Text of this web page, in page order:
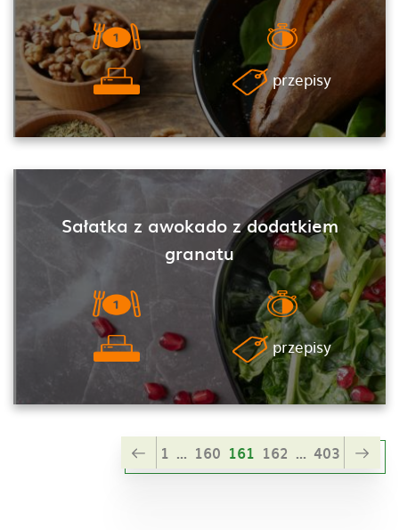
przepisy
Sałatka z awokado z dodatkiem
granatu
przepisy
1 ... 160 161 162 ... 403